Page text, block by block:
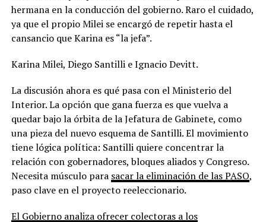
hermana en la conducción del gobierno. Raro el cuidado,
ya que el propio Milei se encargó de repetir hasta el
cansancio que Karina es “la jefa”.
Karina Milei, Diego Santilli e Ignacio Devitt.
La discusión ahora es qué pasa con el Ministerio del
Interior. La opción que gana fuerza es que vuelva a
quedar bajo la órbita de la Jefatura de Gabinete, como
una pieza del nuevo esquema de Santilli. El movimiento
tiene lógica política: Santilli quiere concentrar la
relación con gobernadores, bloques aliados y Congreso.
Necesita músculo para sacar la eliminación de las PASO,
paso clave en el proyecto reeleccionario.
El Gobierno analiza ofrecer colectoras a los